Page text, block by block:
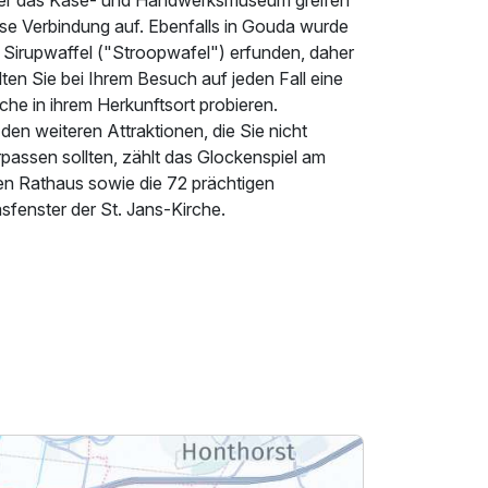
Verbindung auf. Ebenfalls in Gouda wurde
Sirupwaffel ("Stroopwafel") erfunden, daher
Sie bei Ihrem Besuch auf jeden Fall eine
in ihrem Herkunftsort probieren.
weiteren Attraktionen, die Sie nicht
sollten, zählt das Glockenspiel am
Rathaus sowie die 72 prächtigen
der St. Jans-Kirche.